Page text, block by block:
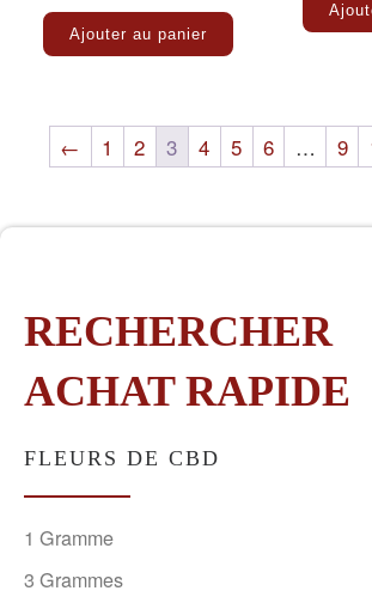
Ajouter au panier
← 1 2 3 4 5 6 … 9
RECHERCHER
ACHAT RAPIDE
FLEURS DE CBD
1 Gramme
3 Grammes